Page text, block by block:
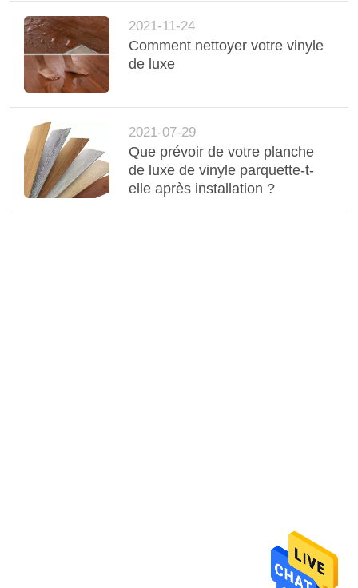
2021-11-24
Comment nettoyer votre vinyle
de luxe
2021-07-29
Que prévoir de votre planche
de luxe de vinyle parquette-t-
elle après installation ?